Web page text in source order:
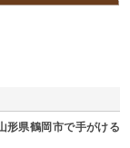
形県鶴岡市で手がける